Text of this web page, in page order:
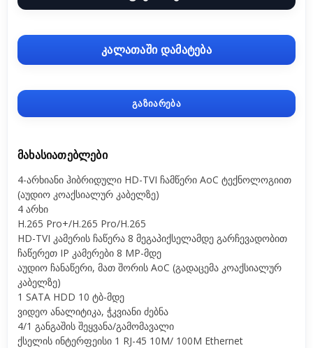
კალათაში დამატება
გაზიარება
ᲛᲐᲮᲐᲡᲘᲐᲗᲔᲑᲚᲔᲑᲘ
4-არხიანი ჰიბრიდული HD-TVI ჩამწერი AoC ტექნოლოგიით
(აუდიო კოაქსიალურ კაბელზე)
4 არხი
H.265 Pro+/H.265 Pro/H.265
HD-TVI კამერის ჩაწერა 8 მეგაპიქსელამდე გარჩევადობით
ჩაწერეთ IP კამერები 8 MP-მდე
აუდიო ჩანაწერი, მათ შორის AoC (გადაცემა კოაქსიალურ
კაბელზე)
1 SATA HDD 10 ტბ-მდე
ვიდეო ანალიტიკა, ჭკვიანი ძებნა
4/1 განგაშის შეყვანა/გამომავალი
ქსელის ინტერფეისი 1 RJ-45 10M/ 100M Ethernet